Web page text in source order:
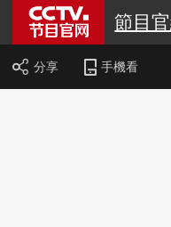
節目
分享 手機看